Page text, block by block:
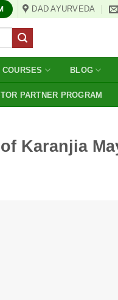
DAD AYURVEDA
COURSES BLOG
PARTNER PROGRAM
Karanjia